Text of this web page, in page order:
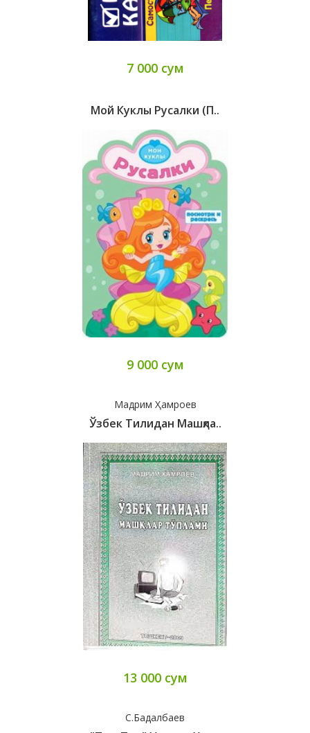
7 000 сум
Мой Куклы Русалки (п..
9 000 сум
Мадрим Ҳамроев
Ўзбек Тилидан Машқла..
13 000 сум
С.Бадалбаев